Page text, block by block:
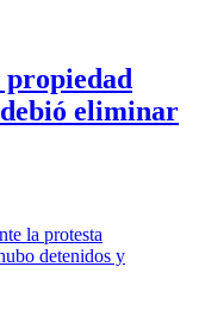
eliminar